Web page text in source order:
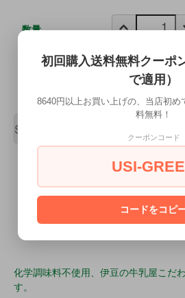
数量
SOLD OUT
この商品について問い
化学調味料不使用、伊豆の牛乳屋こだ
す。
初回購入送料無料クーポ
で適用）
8640円以上お買い上げの、当店初め
料無料！
クーポンコード
USI-
コードをコピ